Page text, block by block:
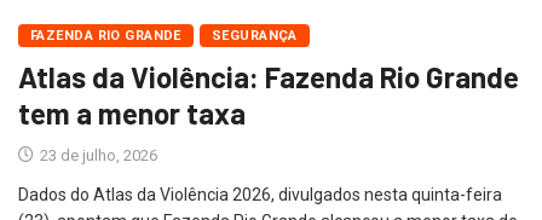
FAZENDA RIO GRANDE SEGURANÇA
Atlas da Violência: Fazenda Rio Grande
tem a menor taxa
23 de julho, 2026
Dados do Atlas da Violência 2026, divulgados nesta quinta-feira